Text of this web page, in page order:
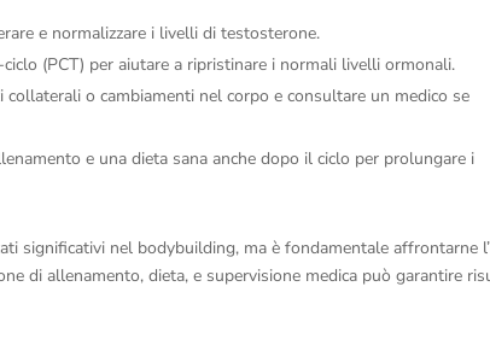
e normalizzare i livelli di testosterone.
(PCT) per aiutare a ripristinare i normali livelli ormonali.
o cambiamenti nel corpo e consultare un medico se
e una dieta sana anche dopo il ciclo per prolungare i
significativi nel bodybuilding, ma è fondamentale affrontarne
di allenamento, dieta, e supervisione medica può garantire